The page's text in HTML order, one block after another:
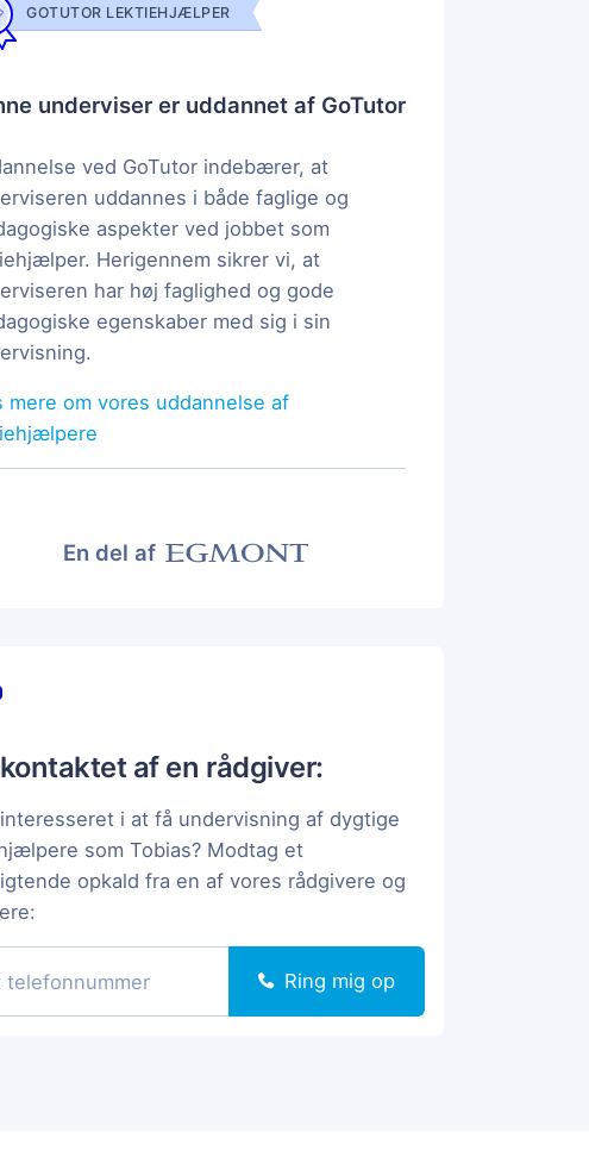
GOTUTOR LEKTIEHJÆLPER
underviser er uddannet af GoTutor
ved GoTutor indebærer, at
uddannes i både faglige og
aspekter ved jobbet som
Herigennem sikrer vi, at
har høj faglighed og gode
egenskaber med sig i sin
mere om vores uddannelse af
En del af
af en rådgiver:
i at få undervisning af dygtige
som Tobias? Modtag et
opkald fra en af vores rådgivere og
Ring mig op